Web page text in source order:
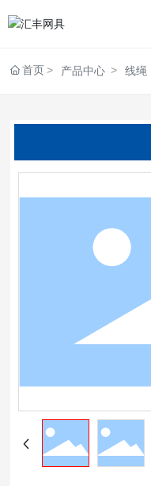
首页 产品中心 线绳